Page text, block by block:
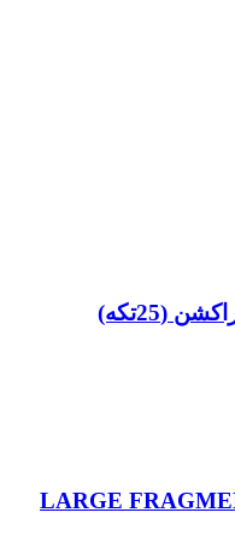
ست پلویس لگن ریکانس تراکشن (25تکه)